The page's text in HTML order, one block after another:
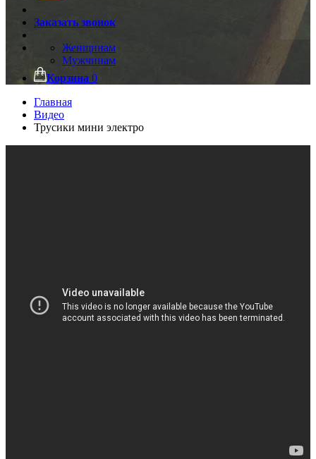
Заказать звонок
Женщинам
Мужчинам
Корзина 0
Главная
Видео
Трусики мини электро